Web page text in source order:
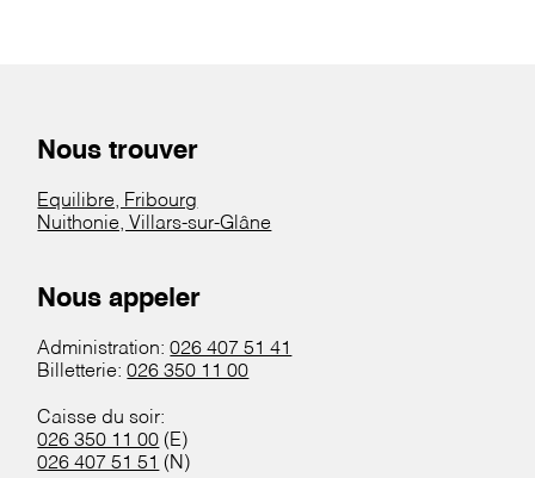
Nous trouver
Equilibre, Fribourg
Nuithonie, Villars-sur-Glâne
Nous appeler
Administration:026 407 51 41
Billetterie:026 350 11 00
Caisse du soir:
026 350 11 00 (E)
026 407 51 51 (N)